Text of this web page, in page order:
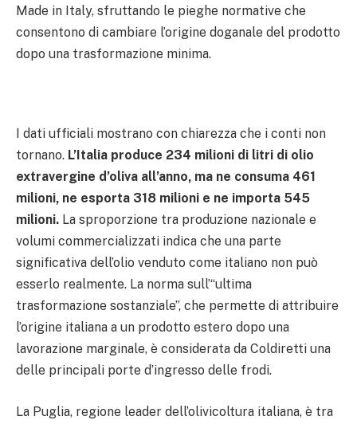
Made in Italy, sfruttando le pieghe normative che
consentono di cambiare l’origine doganale del prodotto
dopo una trasformazione minima.
I dati ufficiali mostrano con chiarezza che i conti non
tornano. L’Italia produce 234 milioni di litri di olio
extravergine d’oliva all’anno, ma ne consuma 461
milioni, ne esporta 318 milioni e ne importa 545
milioni. La sproporzione tra produzione nazionale e
volumi commercializzati indica che una parte
significativa dell’olio venduto come italiano non può
esserlo realmente. La norma sull’“ultima
trasformazione sostanziale”, che permette di attribuire
l’origine italiana a un prodotto estero dopo una
lavorazione marginale, è considerata da Coldiretti una
delle principali porte d’ingresso delle frodi.
La Puglia, regione leader dell’olivicoltura italiana, è tra